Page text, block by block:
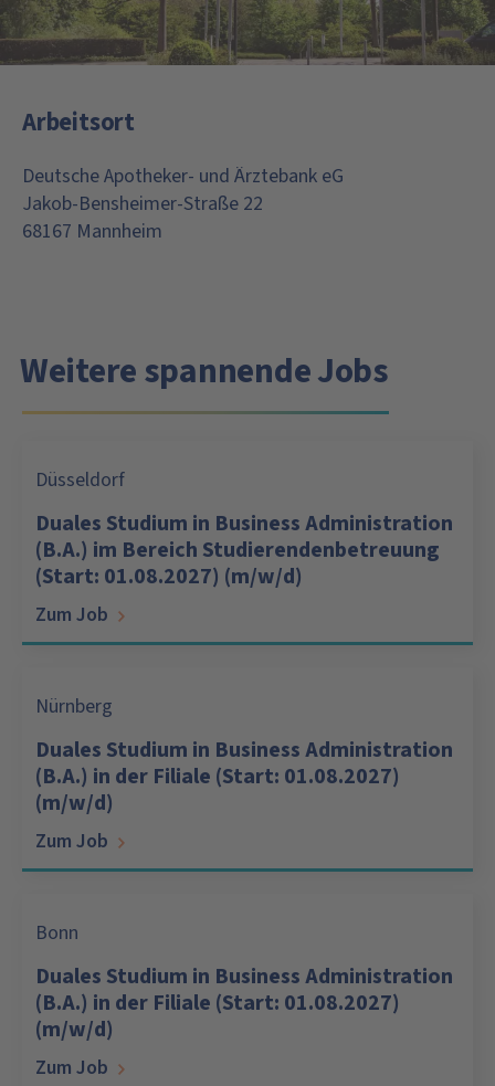
Arbeitsort
Deutsche Apotheker- und Ärztebank eG
Jakob-Bensheimer-Straße 22
68167 Mannheim
Weitere spannende Jobs
Düsseldorf
Duales Studium in Business Administration
(B.A.) im Bereich Studierendenbetreuung
(Start: 01.08.2027) (m/w/d)
Zum Job
Nürnberg
Duales Studium in Business Administration
(B.A.) in der Filiale (Start: 01.08.2027)
(m/w/d)
Zum Job
Bonn
Duales Studium in Business Administration
(B.A.) in der Filiale (Start: 01.08.2027)
(m/w/d)
Zum Job